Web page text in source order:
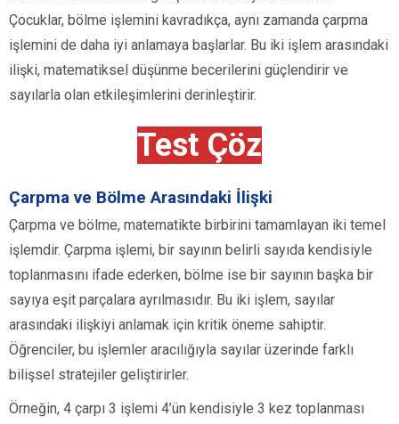
Çocuklar, bölme işlemini kavradıkça, aynı zamanda çarpma
işlemini de daha iyi anlamaya başlarlar. Bu iki işlem arasındaki
ilişki, matematiksel düşünme becerilerini güçlendirir ve
sayılarla olan etkileşimlerini derinleştirir.
Test Çöz
Çarpma ve Bölme Arasındaki İlişki
Çarpma ve bölme, matematikte birbirini tamamlayan iki temel
işlemdir. Çarpma işlemi, bir sayının belirli sayıda kendisiyle
toplanmasını ifade ederken, bölme ise bir sayının başka bir
sayıya eşit parçalara ayrılmasıdır. Bu iki işlem, sayılar
arasındaki ilişkiyi anlamak için kritik öneme sahiptir.
Öğrenciler, bu işlemler aracılığıyla sayılar üzerinde farklı
bilişsel stratejiler geliştirirler.
Örneğin, 4 çarpı 3 işlemi 4’ün kendisiyle 3 kez toplanması